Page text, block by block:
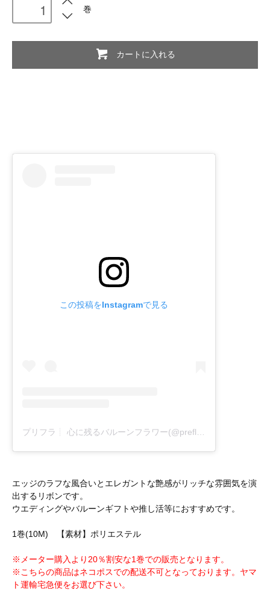
巻
カートに入れる
この投稿をInstagramで見る
エッジのラフな風合いとエレガントな艶感がリッチな雰囲気を演
出するリボンです。
ウエディングやバルーンギフトや推し活等におすすめです。
1巻(10M) 【素材】ポリエステル
※メーター購入より20％割安な1巻での販売となります。
※こちらの商品はネコポスでの配送不可となっております。ヤマ
ト運輸宅急便をお選び下さい。